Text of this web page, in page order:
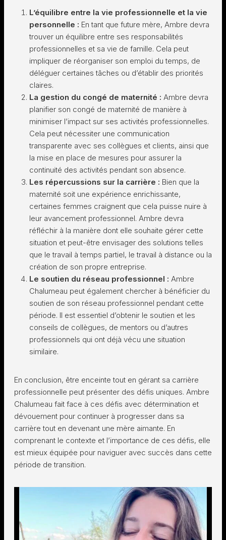
L’équilibre entre la vie professionnelle et la vie
personnelle : En tant que future mère, Ambre devra
trouver un équilibre entre ses responsabilités
professionnelles et sa vie de famille. Cela peut
impliquer de réorganiser son emploi du temps, de
déléguer certaines tâches ou d’établir des priorités
claires.
La gestion du congé de maternité : Ambre devra
planifier son congé de maternité de manière à
minimiser l’impact sur ses activités professionnelles.
Cela peut nécessiter une communication
transparente avec ses collègues et clients, ainsi que
la mise en place de mesures pour assurer la
continuité des activités pendant son absence.
Les répercussions sur la carrière : Bien que la
maternité soit une expérience enrichissante,
certaines femmes craignent que cela puisse nuire à
leur avancement professionnel. Ambre devra
réfléchir à la manière dont elle souhaite gérer cette
situation et peut-être envisager des solutions telles
que le travail à temps partiel, le travail à distance ou la
création de son propre entreprise.
Le soutien du réseau professionnel : Ambre
Chalumeau peut également chercher à bénéficier du
soutien de son réseau professionnel pendant cette
période. Il est essentiel d’obtenir le soutien et les
conseils de collègues, de mentors ou d’autres
professionnels qui ont déjà vécu une situation
similaire.
En conclusion, être enceinte tout en gérant sa carrière
professionnelle peut présenter des défis uniques. Ambre
Chalumeau fait face à ces défis avec détermination et
dévouement pour continuer à progresser dans sa
carrière tout en devenant une mère aimante. En
comprenant le contexte et l’importance de ces défis, elle
est mieux équipée pour naviguer avec succès dans cette
période de transition.